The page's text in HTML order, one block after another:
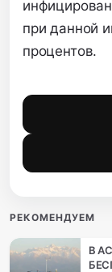
при данной
процентов.
РЕКОМЕНДУЕМ
В